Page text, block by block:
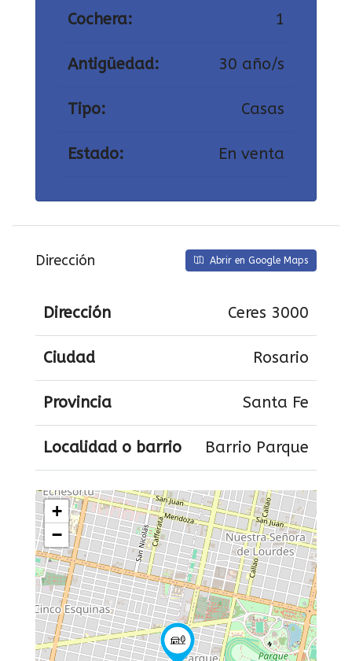
Cochera: 1
Antigüedad: 30 año/s
Tipo: Casas
Estado: En venta
Dirección Abrir en Google Maps
Dirección Ceres 3000
Ciudad Rosario
Provincia Santa Fe
Localidad o barrio Barrio Parque
+
−